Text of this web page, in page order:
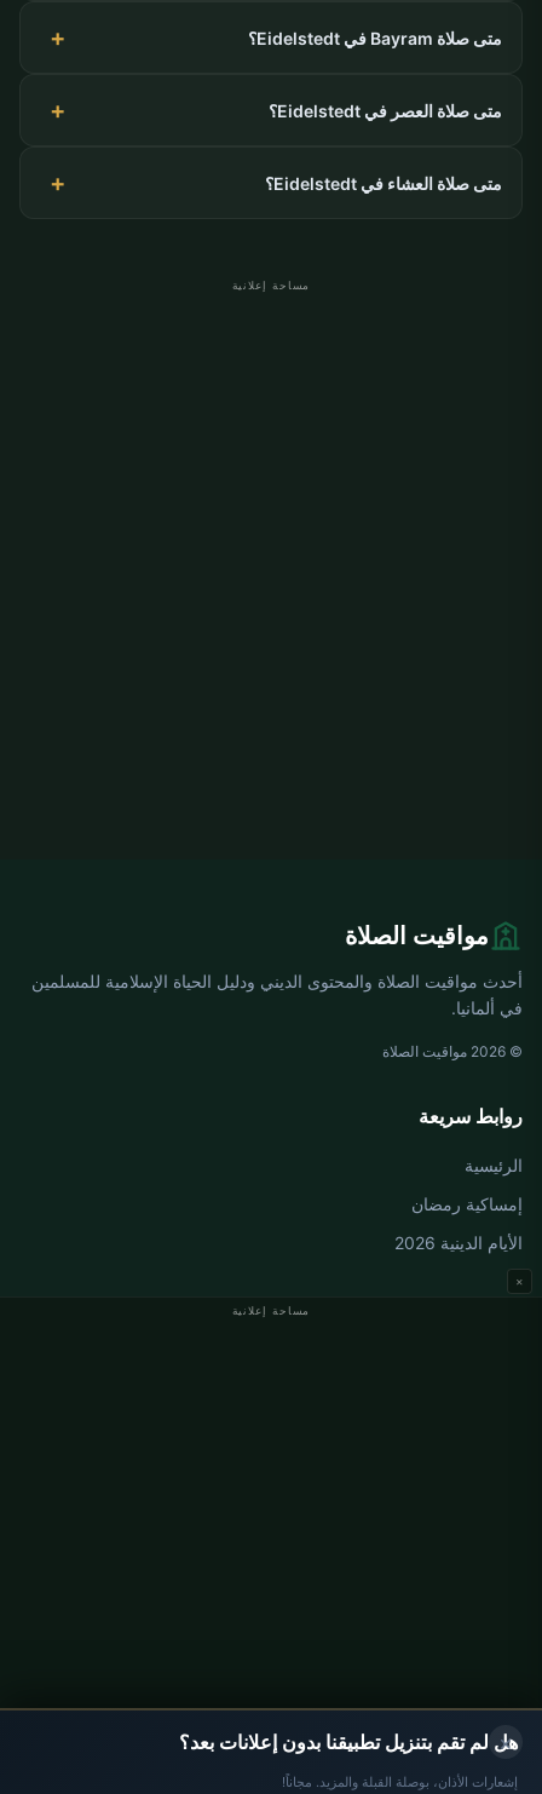
متى صلاة Bayram في Eidelstedt؟
متى صلاة العصر في Eidelstedt؟
متى صلاة العشاء في Eidelstedt؟
مساحة إعلانية
مساحة إعلانية
×
مواقيت الصلاة
أحدث مواقيت الصلاة والمحتوى الديني ودليل الحياة الإسلامية للمسلمين
في ألمانيا.
© 2026 مواقيت الصلاة
روابط سريعة
الرئيسية
إمساكية رمضان
الأيام الدينية 2026
×
هل لم تقم بتنزيل تطبيقنا بدون إعلانات بعد؟
إشعارات الأذان، بوصلة القبلة والمزيد. مجاناً!